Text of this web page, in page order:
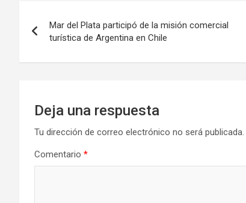
o
k
o
n
tir
de
entradas
Mar del Plata participó de la misión comercial
turística de Argentina en Chile
Deja una respuesta
Tu dirección de correo electrónico no será publicada.
Comentario *